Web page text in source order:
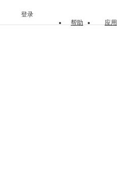
帮助 应用
登录